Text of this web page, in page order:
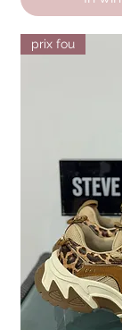
prix fou